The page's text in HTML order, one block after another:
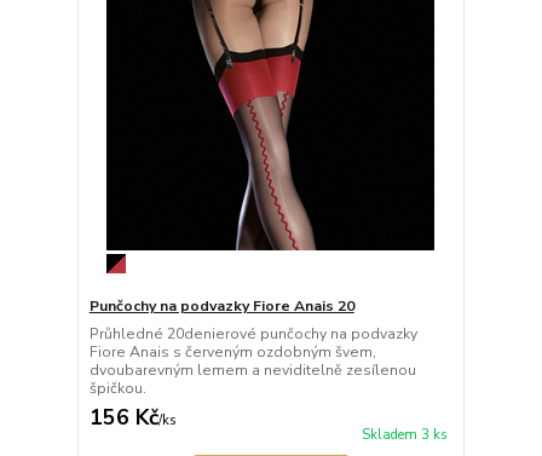
Punčochy na podvazky Fiore Anais 20
Průhledné 20denierové punčochy na podvazky
Fiore Anais s červeným ozdobným švem,
dvoubarevným lemem a neviditelně zesílenou
špičkou.
156 Kč/ks
Skladem 3 ks